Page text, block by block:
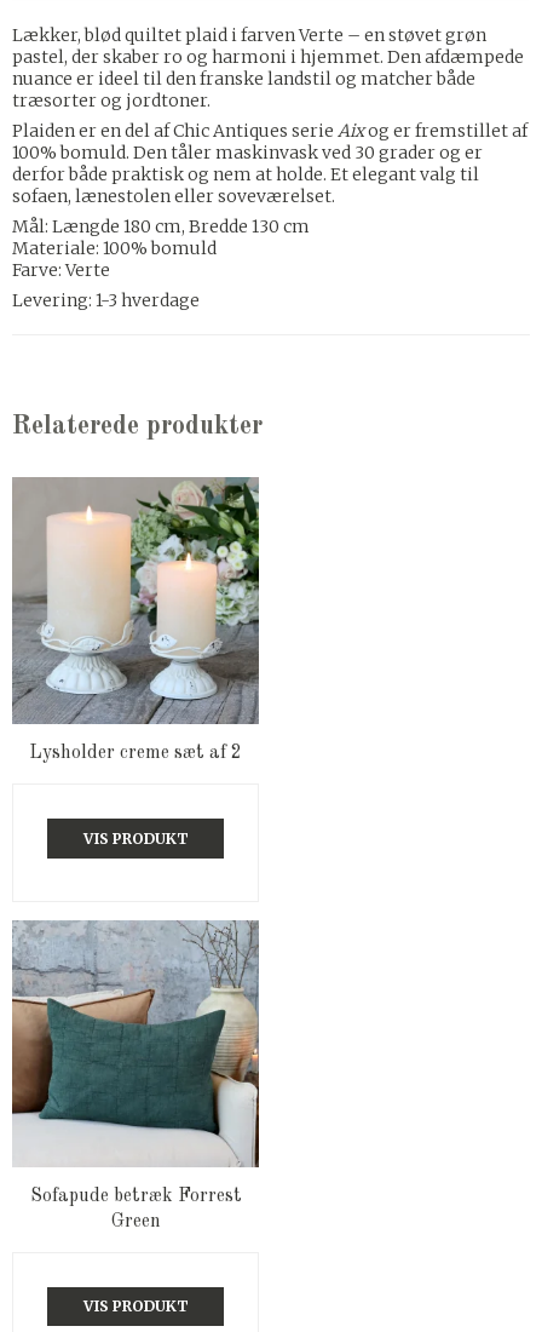
Lækker, blød quiltet plaid i farven Verte – en støvet grøn
pastel, der skaber ro og harmoni i hjemmet. Den afdæmpede
nuance er ideel til den franske landstil og matcher både
træsorter og jordtoner.
Plaiden er en del af Chic Antiques serie Aixog er fremstillet af
100% bomuld. Den tåler maskinvask ved 30 grader og er
derfor både praktisk og nem at holde. Et elegant valg til
sofaen, lænestolen eller soveværelset.
Mål: Længde 180 cm, Bredde 130 cm
Materiale: 100% bomuld
Farve: Verte
Levering: 1-3 hverdage
Relaterede produkter
Lysholder creme sæt af 2
VIS PRODUKT
Sofapude betræk Forrest
Green
VIS PRODUKT